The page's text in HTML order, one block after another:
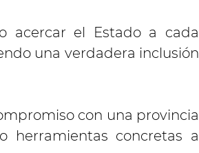
acercar el Estado a cada
una verdadera inclusión
con una provincia
herramientas concretas a